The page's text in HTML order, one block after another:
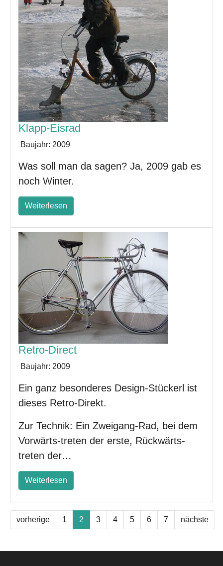
Klapp-Eisrad
Baujahr: 2009
Was soll man da sagen? Ja, 2009 gab es
noch Winter.
Weiterlesen
Retro-Direct
Baujahr: 2009
Ein ganz besonderes Design-Stückerl ist
dieses Retro-Direkt.
Zur Technik: Ein Zweigang-Rad, bei dem
Vorwärts-treten der erste, Rückwärts-
treten der…
Weiterlesen
vorherige 1 2 3 4 5 6 7 nächste